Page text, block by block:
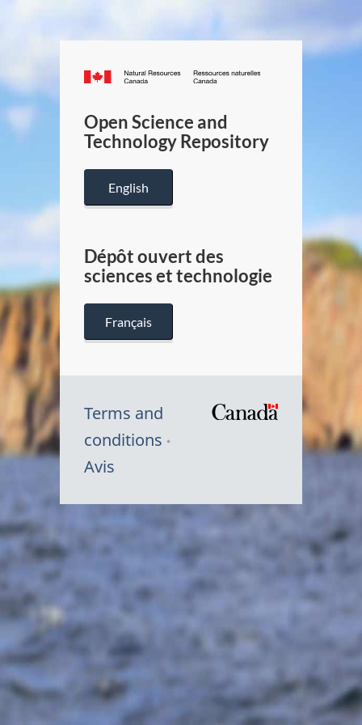
Canada.ca
/
Canada
Open Science and
Technology Repository
English
Dépôt ouvert des
sciences et technologie
Français
Terms and
conditions
Avis
Symbole
Canada